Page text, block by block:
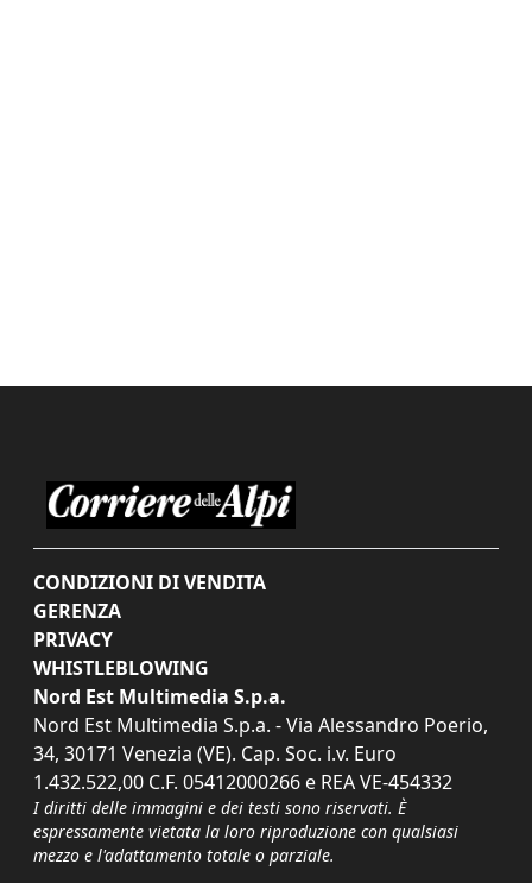
CONDIZIONI DI VENDITA
GERENZA
PRIVACY
WHISTLEBLOWING
Nord Est Multimedia S.p.a.
Nord Est Multimedia S.p.a. - Via Alessandro Poerio,
34, 30171 Venezia (VE). Cap. Soc. i.v. Euro
1.432.522,00 C.F. 05412000266 e REA VE-454332
I diritti delle immagini e dei testi sono riservati. È
espressamente vietata la loro riproduzione con qualsiasi
mezzo e l'adattamento totale o parziale.